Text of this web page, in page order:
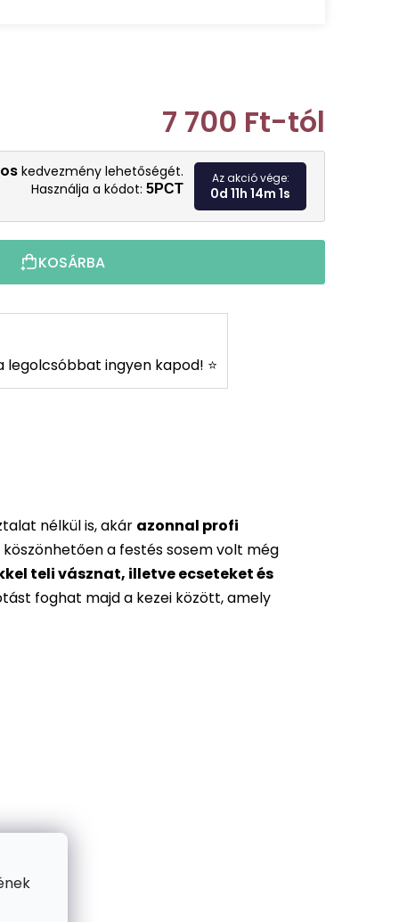
7 700 Ft-tól
Egységár:
kedvezmény lehetőségét.
Használja a kódot: 5PCT
Az akció vége:
0d 11h 14m 0s
KOSÁRBA
legolcsóbbat ingyen kapod! ⭐
nélkül is, akár azonnal profi
a festés sosem volt még
teli vásznat, illetve ecseteket és
foghat majd a kezei között, amely